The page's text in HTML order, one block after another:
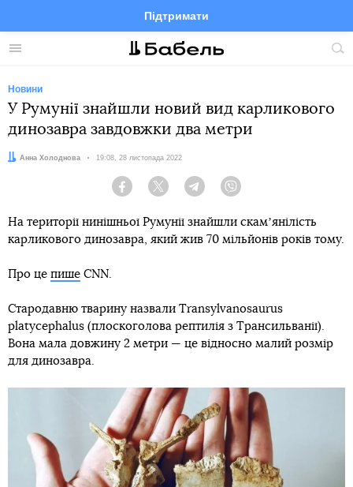
Меню
Підтримати
FacebookTelegramTwitter
Новини
У Румунії знайшли новий вид карликового
динозавра завдовжки два метри
Автор:
Анна Холоднова Дата:
19:08, 28 листопада 2022
Facebook Twitter Telegram
На території нинішньої Румунії знайшли скамʼянілість
карликового динозавра, який жив 70 мільйонів років тому.
Про це пише CNN.
Стародавню тварину назвали Transylvanosaurus
platycephalus (плоскоголова рептилія з Трансильванії).
Вона мала довжину 2 метри — це відносно малий розмір
для динозавра.